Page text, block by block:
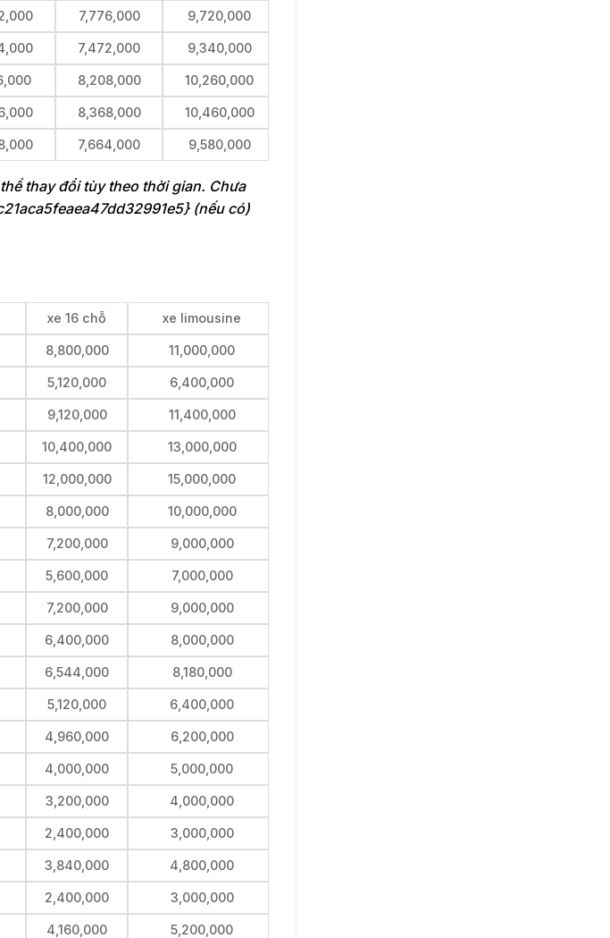
7,776,000 9,720,000
7,472,000 9,340,000
8,208,000 10,260,000
8,368,000 10,460,000
7,664,000 9,580,000
thay đổi tùy theo thời gian. Chưa
(nếu có)
xe 16 chỗ xe limousine
8,800,000 11,000,000
5,120,000 6,400,000
9,120,000 11,400,000
10,400,000 13,000,000
12,000,000 15,000,000
8,000,000 10,000,000
7,200,000 9,000,000
5,600,000 7,000,000
7,200,000 9,000,000
6,400,000 8,000,000
6,544,000 8,180,000
5,120,000 6,400,000
4,960,000 6,200,000
4,000,000 5,000,000
3,200,000 4,000,000
2,400,000 3,000,000
3,840,000 4,800,000
2,400,000 3,000,000
4,160,000 5,200,000